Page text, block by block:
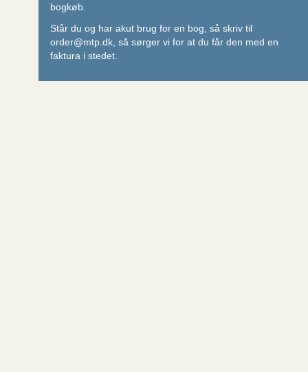
bogkøb.
Står du og har akut brug for en bog, så skriv til
order@mtp.dk, så sørger vi for at du får den med en
faktura i stedet.